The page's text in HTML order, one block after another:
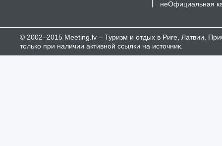
неОфициальная
© 2002–2015 Meeting.lv – Туризм и отдых в Риге, Латвии,
только при наличии активной ссылки на источник.